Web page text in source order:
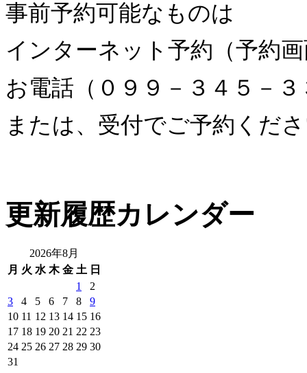
事前予約可能なものは
インターネット予約（予約
お電話（０９９－３４５－
または、受付でご予約くだ
更新履歴カレンダー
2026年8月
月 火 水 木 金 土 日
1
2
3
4 5 6 7 8
9
10 11 12 13 14 15 16
17 18 19 20 21 22 23
24 25 26 27 28 29 30
31